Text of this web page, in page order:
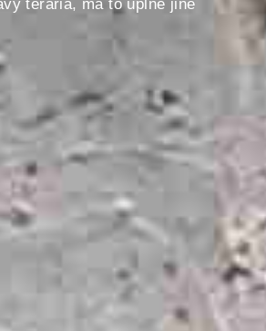
terária, má to úplně jiné